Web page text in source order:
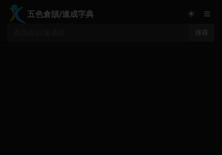
五色倉頡/速成字典
搜尋
☀ ≡